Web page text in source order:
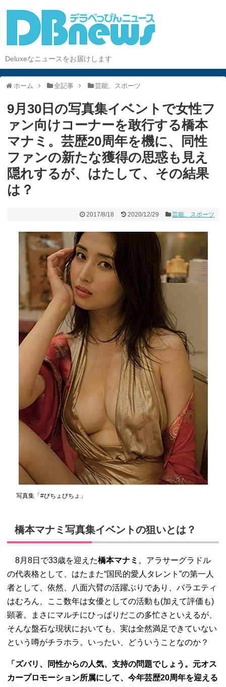
Deluxeなニュースをお届けします
ホーム 全記事 芸能、スポーツ
9月30日の写真集イベントで女性フ
ァン向けコーナーを敢行する橋本
マナミ。芸歴20周年を機に、同性
ファンの新たな獲得の思惑も見え
隠れするが、はたして、その結果
は？
2017/8/18 2020/12/29 芸能、スポーツ
写真集「#びちょびちょ」
橋本マナミ写真集イベントの狙いとは？
8月8日で33歳を迎えた橋本マナミ 。アラサーグラドル
の代表格として、はたまた“国民的愛人タレント”の第一人
者として、依然、八面六臂の活躍ぶりであり、バラエティ
はむろん、ここ数年は女優としての活動も(加えて評価も)
顕著。まさにマルチにひっぱりだこの多忙さといえるが、
そんな盤石な現状においても、実は全然満足できていない
という噂がチラホラ。いったい、どういうことなのか？
「ズバリ、同性からの人気、支持の問題でしょう。元オス
カープロモーション所属にして、今年芸歴20周年を迎える